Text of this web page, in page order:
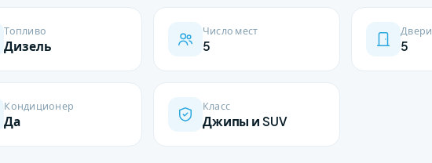
Топливо
Дизель
Число мест
5
Двери
5
Кондиционер
Да
Класс
Джипы и SUV